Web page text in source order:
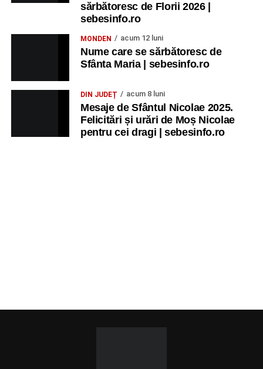
sărbătoresc de Florii 2026 |
sebesinfo.ro
MONDEN acum 12 luni
Nume care se sărbătoresc de
Sfânta Maria | sebesinfo.ro
DIN JUDEȚ acum 8 luni
Mesaje de Sfântul Nicolae 2025.
Felicitări și urări de Moș Nicolae
pentru cei dragi | sebesinfo.ro